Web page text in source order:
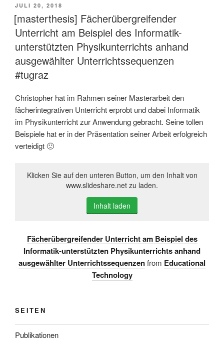
VERÖFFENTLICHT
AM
JULI 20, 2018
[masterthesis] Fächerübergreifender
Unterricht am Beispiel des Informatik-
unterstützten Physikunterrichts anhand
ausgewählter Unterrichtssequenzen
#tugraz
Christopher hat im Rahmen seiner Masterarbeit den
fächerintegrativen Unterricht erprobt und dabei Informatik
im Physikunterricht zur Anwendung gebracht. Seine tollen
Beispiele hat er in der Präsentation seiner Arbeit erfolgreich
verteidigt 🙂
Klicken Sie auf den unteren Button, um den Inhalt von
www.slideshare.net zu laden.
Inhalt laden
Fächerübergreifender Unterricht am Beispiel des
Informatik-unterstützten Physikunterrichts anhand
ausgewählter Unterrichtssequenzenfrom Educational
Technology
SEITEN
Publikationen